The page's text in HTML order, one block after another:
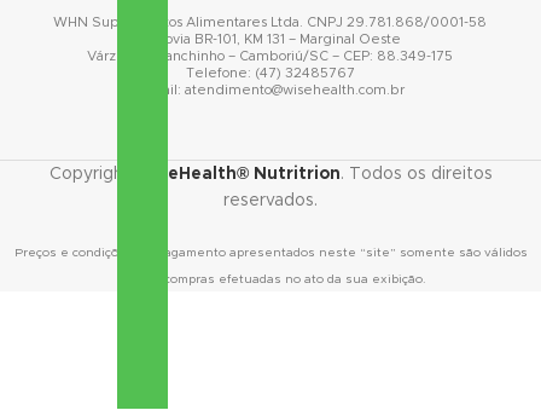
WHN Suplementos Alimentares Ltda. CNPJ 29.781.868/0001-58
Rodovia BR-101
, KM 131 – Marginal Oeste
Várzea do Ranchinho – Camboriú/SC – CEP: 88.349-175
Telefone: (47) 32485767
E-mail: atendimento@wisehealth.com.br
Copyright WiseHealth® Nutritrion. Todos os direitos
reservados.
Preços e condições de pagamento apresentados neste “site” somente são válidos
para as compras efetuadas no ato da sua exibição.